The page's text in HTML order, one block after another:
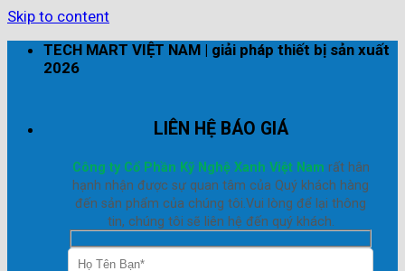
Skip to content
TECH MART VIỆT NAM | giải pháp thiết bị sản xuất
2026
LIÊN HỆ BÁO GIÁ
Công ty Cổ Phần Kỹ Nghệ Xanh Việt Nam rất hân
hạnh nhận được sự quan tâm của Quý khách hàng
đến sản phẩm của chúng tôi.Vui lòng để lại thông
tin, chúng tôi sẽ liên hệ đến quý khách.